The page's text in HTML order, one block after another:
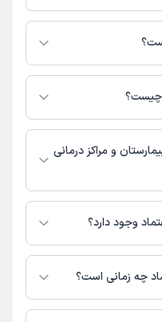
لازم است با مطب تماس بگیرید.
آدرس مطب‌های دکتر امید اعتماد به شرح
چیست؟
و مراکز درمانی
در مراکز درمانی در دسترس
وجود دارد؟
توسط دکتر امید اعتماد در
لطفاً با مطب تماس بگیرید.
چه زمانی است؟